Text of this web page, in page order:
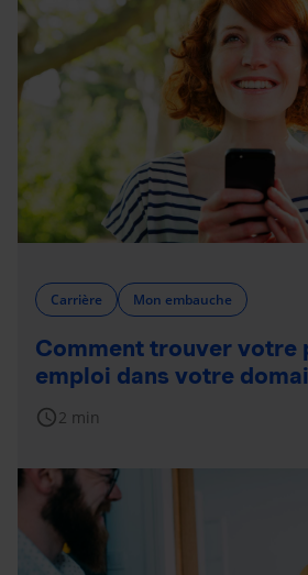
Carrière Mon embauche
Comment trouver votre
emploi dans votre
schedule2 min